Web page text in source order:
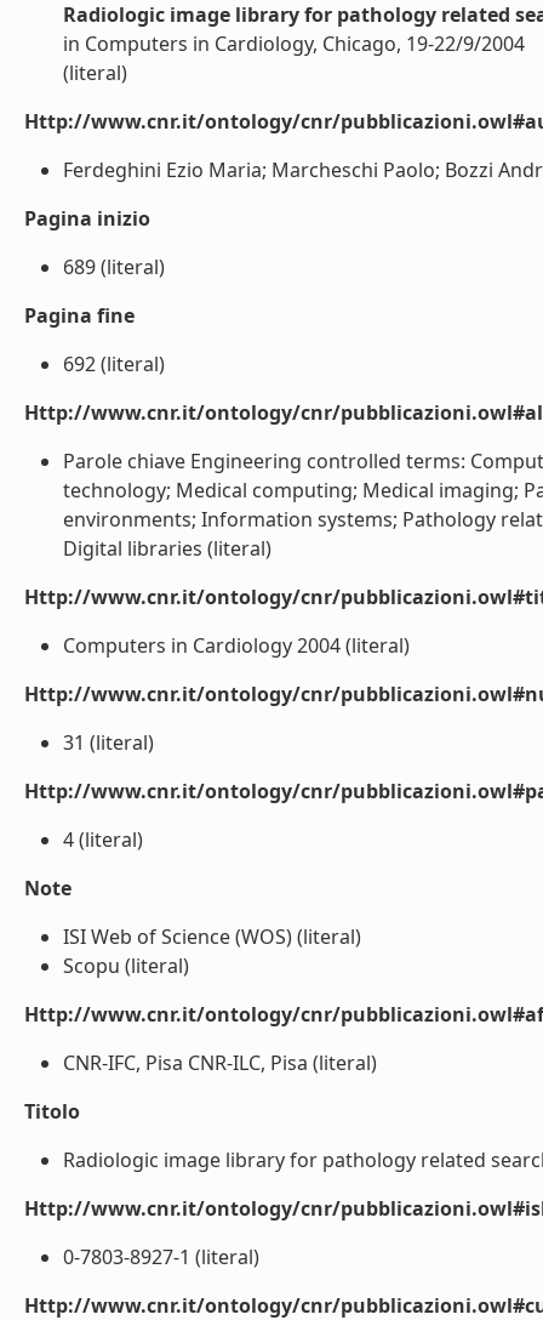
Radiologic image library for pathology related
in Computers in Cardiology, Chicago, 19-22/9/2004
(literal)
Http://www.cnr.it/ontology/cnr/
Ferdeghini Ezio Maria; Marcheschi Paolo; Bozzi
Pagina inizio
689 (literal)
Pagina fine
692 (literal)
Http://www.cnr.it/ontology/cnr/
Parole chiave Engineering controlled terms:
technology; Medical computing; Medical imaging;
environments; Information systems; Pathology
Digital libraries (literal)
Http://www.cnr.it/ontology/cnr/
Computers in Cardiology 2004 (literal)
Http://www.cnr.it/ontology/cnr/
31 (literal)
Http://www.cnr.it/ontology/cnr/
4 (literal)
Note
ISI Web of Science (WOS) (literal)
Scopu (literal)
Http://www.cnr.it/ontology/cnr/
CNR-IFC, Pisa CNR-ILC, Pisa (literal)
Titolo
Radiologic image library for pathology related
Http://www.cnr.it/ontology/cnr/
0-7803-8927-1 (literal)
Http://www.cnr.it/ontology/cnr/